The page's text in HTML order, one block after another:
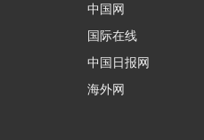
中国网
国际在线
中国日报网
海外网